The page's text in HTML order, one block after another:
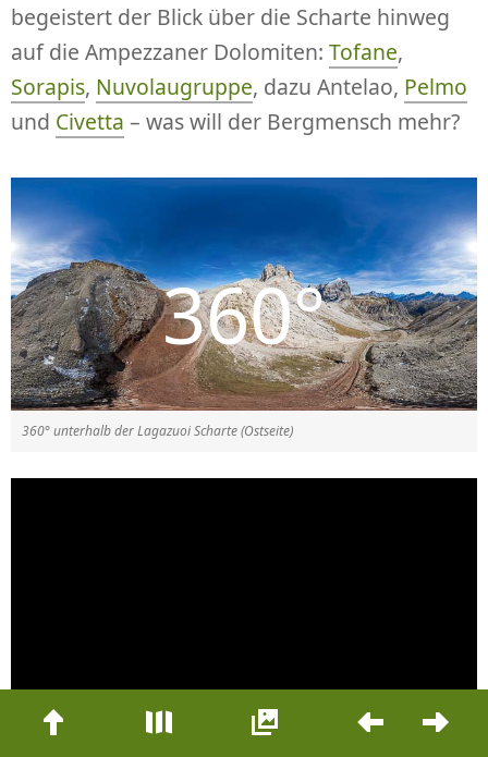
Beitrags-
Navigation
begeistert der Blick über die Scharte hinweg
auf die Ampezzaner Dolomiten: Tofane,
Sorapis, Nuvolaugruppe, dazu Antelao, Pelmo
und Civetta – was will der Bergmensch mehr?
360° unterhalb der Lagazuoi Scharte (Ostseite)